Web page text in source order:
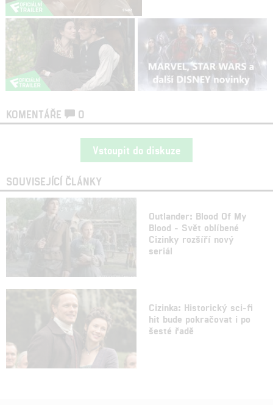
KOMENTÁŘE 0
Vstoupit do diskuze
SOUVISEJÍCÍ ČLÁNKY
Outlander: Blood Of My
Blood - Svět oblíbené
Cizinky rozšíří nový
seriál
Cizinka: Historický sci-fi
hit bude pokračovat i po
šesté řadě